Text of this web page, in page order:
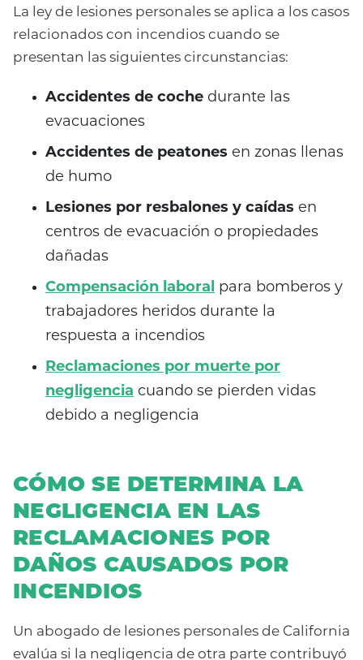
La ley de lesiones personales se aplica a los casos
relacionados con incendios cuando se
presentan las siguientes circunstancias:
Accidentes de coche durante las
evacuaciones
Accidentes de peatones en zonas llenas
de humo
Lesiones por resbalones y caídas en
centros de evacuación o propiedades
dañadas
Compensación laboral para bomberos y
trabajadores heridos durante la
respuesta a incendios
Reclamaciones por muerte por
negligencia cuando se pierden vidas
debido a negligencia
CÓMO SE DETERMINA LA
NEGLIGENCIA EN LAS
RECLAMACIONES POR
DAÑOS CAUSADOS POR
INCENDIOS
Un abogado de lesiones personales de California
evalúa si la negligencia de otra parte contribuyó